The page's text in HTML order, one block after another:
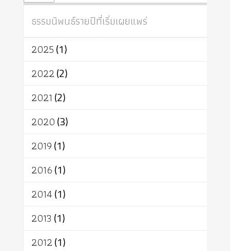
ศาสนาประจำชาติ
อินเดีย
ผู้บริโภค
ธรรมาธิปไตย
จักร
การแยกรัฐกับศาสนา
ธรรมชาติ
เทคโนโลยี
สิทธิ
พุทธบริษัท
อัตถะ
เทวดา
ธรรมนิพนธ์รายปีที่เริ่มเผยแพร่
2025(1)
2022(2)
2021 (2)
2020(3)
2019(1)
2016(1)
2014(1)
2013 (1)
2012(1)